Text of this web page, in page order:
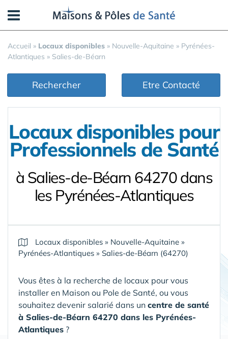
Accueil » Locaux disponibles » Nouvelle-Aquitaine » Pyrénées-
Atlantiques » Salies-de-Béarn
Rechercher Etre Contacté
Locaux disponibles pour
Professionnels de Santé
à Salies-de-Béarn 64270 dans
les Pyrénées-Atlantiques
Locaux disponibles » Nouvelle-Aquitaine »
Pyrénées-Atlantiques » Salies-de-Béarn (64270)
Vous êtes à la recherche de locaux pour vous
installer en Maison ou Pole de Santé, ou vous
souhaitez devenir salarié dans un centre de santé
à Salies-de-Béarn 64270 dans les Pyrénées-
Atlantiques ?
Panneau de gestion des cookies